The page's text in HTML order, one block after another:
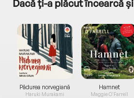
Dacă ți-a plăcut încearcă și
Pădurea norvegiană
Haruki Murakami
Hamnet
Maggie O'Farrell